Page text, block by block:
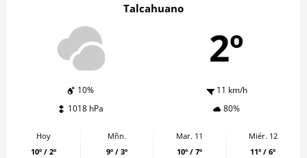
Talcahuano
2º
10%
11 km/h
1018 hPa
80%
Hoy
10º / 2º
Mñn.
9º / 3º
Mar. 11
10º / 7º
Miér. 12
11º / 6º